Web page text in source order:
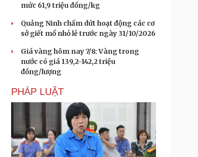
mức 61,9 triệu đồng/kg
Quảng Ninh chấm dứt hoạt động các cơ
sở giết mổ nhỏ lẻ trước ngày 31/10/2026
Giá vàng hôm nay 7/8: Vàng trong
nước có giá 139,2-142,2 triệu
đồng/lượng
PHÁP LUẬT